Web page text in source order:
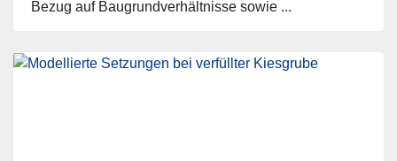
Bezug auf Baugrundverhältnisse sowie ...